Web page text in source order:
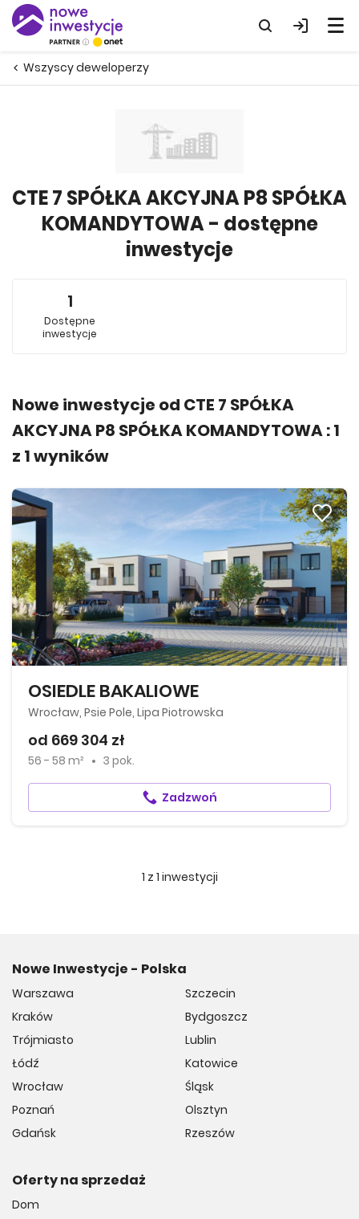
Wszyscy deweloperzy
CTE 7 SPÓŁKA AKCYJNA P8 SPÓŁKA
KOMANDYTOWA - dostępne
inwestycje
1
Dostępne
inwestycje
Nowe inwestycje od CTE 7 SPÓŁKA
AKCYJNA P8 SPÓŁKA KOMANDYTOWA :1
z 1wyników
OSIEDLE BAKALIOWE
Wrocław, Psie Pole, Lipa Piotrowska
od 669 304 zł
56 - 58 m² 3 pok.
Zadzwoń
1 z 1 inwestycji
Nowe Inwestycje - Polska
Warszawa
Kraków
Trójmiasto
Łódź
Wrocław
Poznań
Gdańsk
Szczecin
Bydgoszcz
Lublin
Katowice
Śląsk
Olsztyn
Rzeszów
Oferty na sprzedaż
Dom